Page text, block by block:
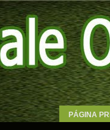
PÁGINA